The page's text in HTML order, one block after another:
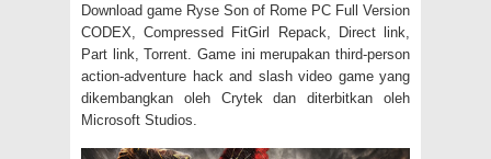
Download game Ryse Son of Rome PC Full Version
CODEX, Compressed FitGirl Repack, Direct link,
Part link, Torrent. Game ini merupakan third-person
action-adventure hack and slash video game yang
dikembangkan oleh Crytek dan diterbitkan oleh
Microsoft Studios.